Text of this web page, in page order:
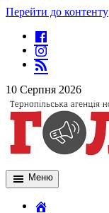
Перейти до контенту
10 Серпня 2026
Меню